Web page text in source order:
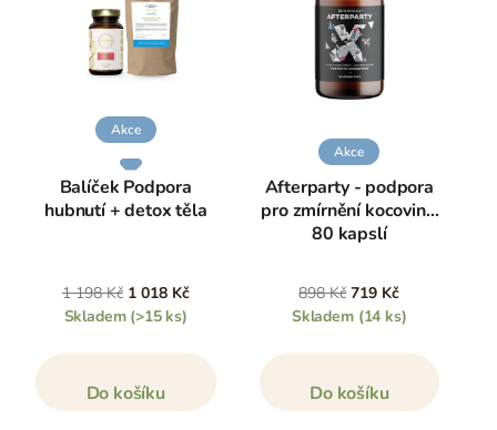
Akce
Balíček Podpora
hubnutí + detox těla
1 198 Kč 1 018 Kč
Skladem (>15 ks)
Do košíku
Akce
Afterparty - podpora
pro zmírnění kocoviny,
80 kapslí
898 Kč 719 Kč
Skladem (14 ks)
Do košíku